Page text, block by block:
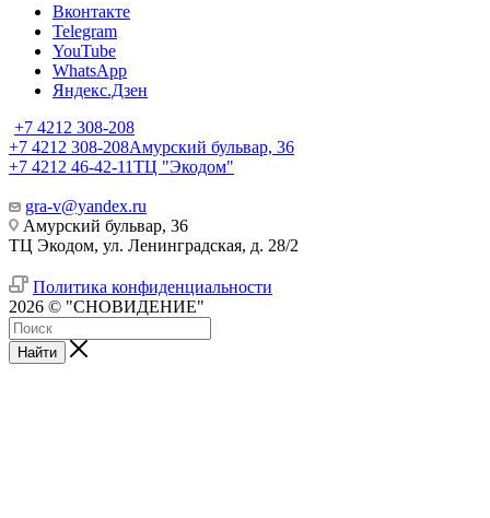
Вконтакте
Telegram
YouTube
WhatsApp
Яндекс.Дзен
+7 4212 308-208
+7 4212 308-208Амурский бульвар, 36
+7 4212 46-42-11ТЦ "Экодом"
gra-v@yandex.ru
Амурский бульвар, 36
ТЦ Экодом, ул. Ленинградская, д. 28/2
Политика конфиденциальности
2026 © "СНОВИДЕНИЕ"
Найти